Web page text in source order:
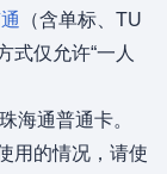
（含单标、TU
式仅允许“一人
海通普通卡。
用的情况，请使